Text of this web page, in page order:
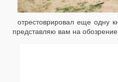
отрестоврировал еще одну
представляю вам на обозрение.